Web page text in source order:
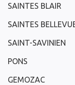
SAINTES BLAIR
SAINTES
SAINT-SAVINIEN
PONS
GEMOZAC